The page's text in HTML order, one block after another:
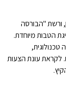
של קיץ 2026 כבר כאן, ורשת "הבורסה
הטבות מיוחדת.
לקראת עונת הצעות